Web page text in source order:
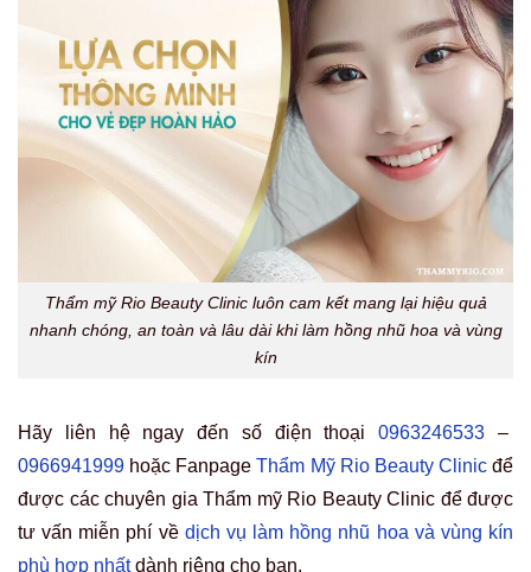
Thẩm mỹ Rio Beauty Clinic luôn cam kết mang lại hiệu quả
nhanh chóng, an toàn và lâu dài khi làm hồng nhũ hoa và vùng
kín
Hãy liên hệ ngay đến số điện thoại0963246533 –
0966941999 hoặc Fanpage Thẩm Mỹ Rio Beauty Clinicđể
được các chuyên gia Thẩm mỹ Rio Beauty Clinic để được
tư vấn miễn phí về dịch vụ làm hồng nhũ hoa và vùng kín
phù hợp nhấtdành riêng cho bạn.